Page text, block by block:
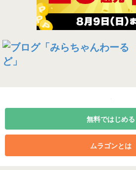
無料ではじめる
ムラゴンとは